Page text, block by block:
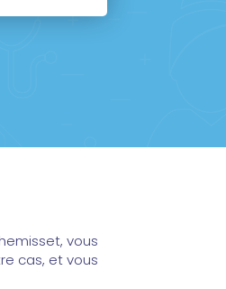
vous
cas, et vous